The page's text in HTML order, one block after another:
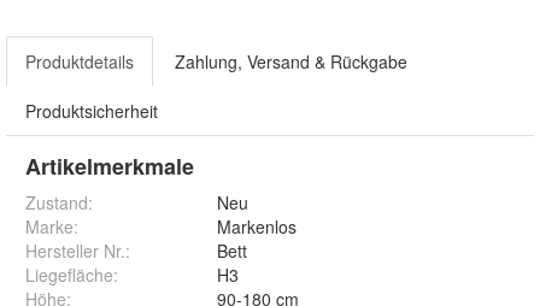
Produktdetails Zahlung, Versand & Rückgabe
Produktsicherheit
Artikelmerkmale
Zustand:
Neu
Marke:
Markenlos
Hersteller Nr.:
Bett
Liegefläche:
H3
Höhe:
90-180 cm